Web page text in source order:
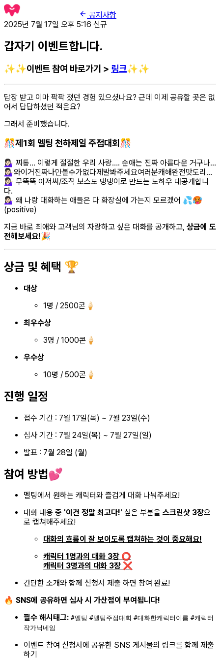
공지사항
2025년 7월 17일 오후 5:16 신규
갑자기 이벤트합니다.
✨✨이벤트 참여 바로가기 > 링크✨✨
답장 받고 이마 팍팍 쳤던 경험 있으셨나요? 근데 이제 공유할 곳은 없
어서 답답하셨던 적은요?
그래서 준비했습니다.
🎊제1회 멜팅 천하제일 주접대회🎊
💁🏻‍♀️ 찌통… 이렇게 절절한 우리 사랑…. 순애는 진짜 아름다운 거구나…
💁🏻‍♀️와이거진짜나만볼수가없다제발봐주세요여러분캐해완전맛도리…
💁🏻‍♀️ 무뚝뚝 아저씨/조직 보스도 댕댕이로 만드는 노하우 대공개합니
다.
💁🏻‍♀️ 왜 나랑 대화하는 애들은 다 화장실에 가는지 모르겠어 💦🥵
(positive)
지금 바로 최애와 고객님의 자랑하고 싶은 대화를 공개하고, 상금에 도
전해보세요!🎉
상금 및 혜택 🏆
대상
1명 / 2500콘🍦
최우수상
3명 / 1000콘🍦
우수상
10명 / 500콘🍦
진행 일정
접수 기간 : 7월 17일(목) ~ 7월 23일(수)
심사 기간 : 7월 24일(목) ~ 7월 27일(일)
발표 : 7월 28일 (월)
참여 방법💕
멜팅에서 원하는 캐릭터와 즐겁게 대화 나눠주세요!
대화 내용 중 '이건 정말 최고다!' 싶은 부분을 스크린샷 3장으
로 캡쳐해주세요!
대화의 흐름이 잘 보이도록 캡쳐하는 것이 중요해요!
캐릭터 1명과의 대화 3장 ⭕️
캐릭터 3명과의 대화 3장 ❌
간단한 소개와 함께 신청서 제출 하면 참여 완료!
🔥 SNS에 공유하면 심사 시 가산점이 부여됩니다!
필수 해시태그: #멜팅 #멜팅주접대회 #대화한캐릭터이름 #캐릭터
작가닉네임
이벤트 참여 신청서에 공유한 SNS 게시물의 링크를 함께 제출
하기